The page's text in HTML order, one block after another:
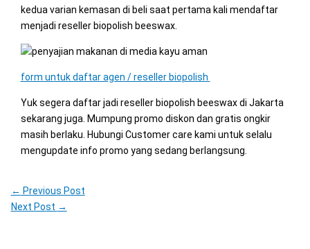
kedua varian kemasan di beli saat pertama kali mendaftar
menjadi reseller biopolish beeswax.
form untuk daftar agen / reseller biopolish
Yuk segera daftar jadi reseller biopolish beeswax di Jakarta
sekarang juga. Mumpung promo diskon dan gratis ongkir
masih berlaku. Hubungi Customer care kami untuk selalu
mengupdate info promo yang sedang berlangsung.
← Previous Post
Next Post →